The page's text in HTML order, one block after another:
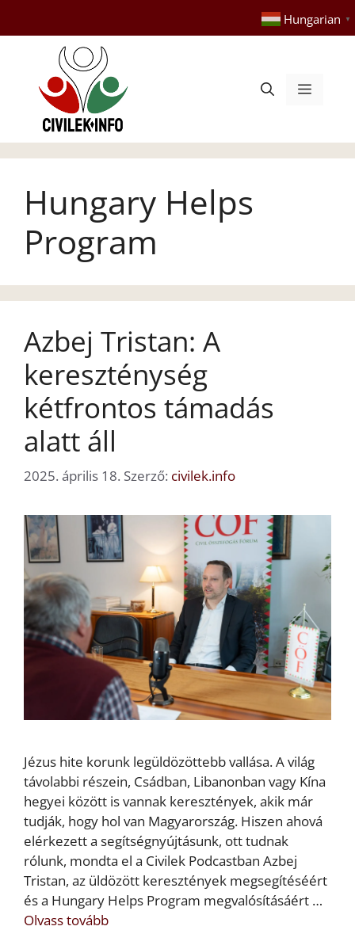
tartalomba
Hungarian ▼
Menü
Hungary Helps
Program
Azbej Tristan: A
kereszténység
kétfrontos támadás
alatt áll
2025. április 18. Szerző: civilek.info
Jézus hite korunk legüldözöttebb vallása. A világ
távolabbi részein, Csádban, Libanonban vagy Kína
hegyei között is vannak keresztények, akik már
tudják, hogy hol van Magyarország. Hiszen ahová
elérkezett a segítségnyújtásunk, ott tudnak
rólunk, mondta el a Civilek Podcastban Azbej
Tristan, az üldözött keresztények megsegítéséért
és a Hungary Helps Program megvalósításáért …
Olvass tovább